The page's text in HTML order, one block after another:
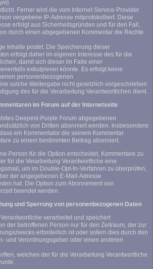
Ferner wird die vom Internet-Service-Provider
vergebene IP-Adresse mitprotokolliert. Diese
erfolgt aus Sicherheitsgründen und für den Fall,
durch einen abgegebenen Kommentar die Rechte
Inhalte postet. Die Speicherung dieser
erfolgt daher im eigenen Interesse des für die
damit sich dieser im Falle einer
exkulpieren könnte. Es erfolgt keine
personenbezogenen
solche Weitergabe nicht gesetzlich vorgeschrieben
des für die Verarbeitung Verantwortlichen dient.
im Forum auf der Internetseite
Deepest-Purple Forum abgegebenen
von Dritten abonniert werden. Insbesondere
ein Kommentator die seinem Kommentar
zu einem bestimmten Beitrag abonniert.
Person für die Option entscheidet, Kommentare zu
für die Verarbeitung Verantwortliche eine
um im Double-Opt-In-Verfahren zu überprüfen,
der angegebenen E-Mail-Adresse
hat. Die Option zum Abonnement von
beendet werden.
und Sperrung von personenbezogenen Daten
verarbeitet und speichert
der betroffenen Person nur für den Zeitraum, der zur
erforderlich ist oder sofern dies durch den
und Verordnungsgeber oder einen anderen
welchen der für die Verarbeitung Verantwortliche